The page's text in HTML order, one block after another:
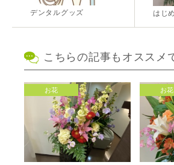
デンタルグッズ はじ
こちらの記事もオススメ
お花 お花